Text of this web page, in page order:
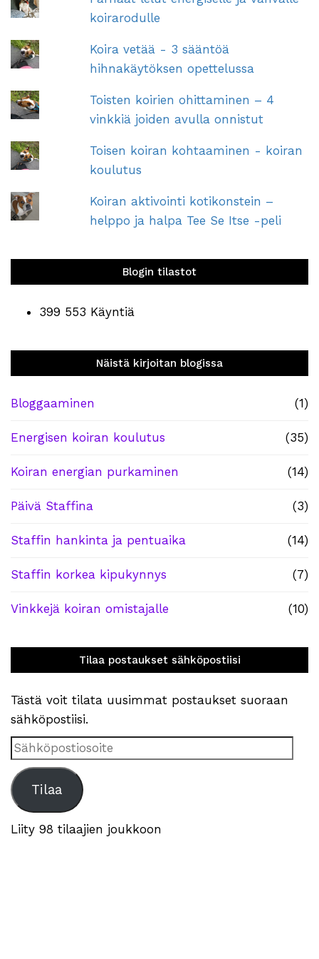
koirarodulle
Koira vetää - 3 sääntöä
hihnakäytöksen opettelussa
Toisten koirien ohittaminen – 4
vinkkiä joiden avulla onnistut
Toisen koiran kohtaaminen - koiran
koulutus
Koiran aktivointi kotikonstein –
helppo ja halpa Tee Se Itse -peli
Blogin tilastot
399 553 Käyntiä
Näistä kirjoitan blogissa
Bloggaaminen (1)
Energisen koiran koulutus (35)
Koiran energian purkaminen (14)
Päivä Staffina (3)
Staffin hankinta ja pentuaika (14)
Staffin korkea kipukynnys (7)
Vinkkejä koiran omistajalle (10)
Tilaa postaukset sähköpostiisi
Tästä voit tilata uusimmat postaukset suoraan
sähköpostiisi.
Sähköpostiosoite
Tilaa
Liity 98 tilaajien joukkoon